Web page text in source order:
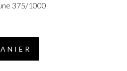
375/1000